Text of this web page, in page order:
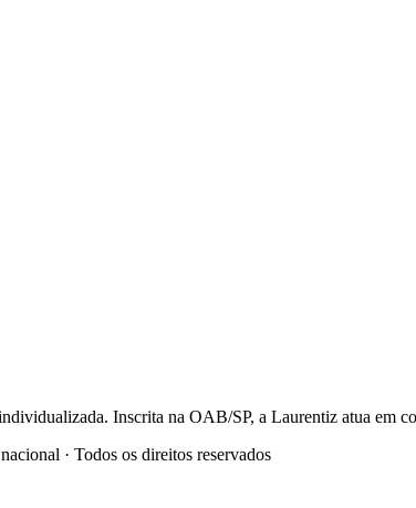
Inscrita na OAB/SP, a Laurentiz atua em
· Todos os direitos reservados